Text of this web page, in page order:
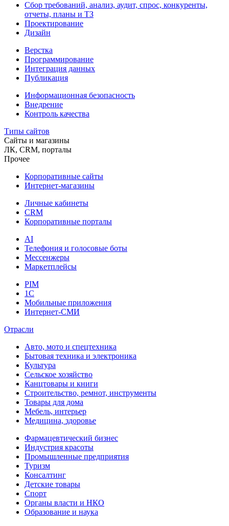
Сбор требований, анализ, аудит, спрос, конкуренты,
отчеты, планы и ТЗ
Проектирование
Дизайн
Верстка
Программирование
Интеграция данных
Публикация
Информационная безопасность
Внедрение
Контроль качества
Типы сайтов
Сайты и магазины
ЛК, CRM, порталы
Прочее
Корпоративные сайты
Интернет-магазины
Личные кабинеты
CRM
Корпоративные порталы
AI
Телефония и голосовые боты
Мессенжеры
Маркетплейсы
PIM
1C
Мобильные приложения
Интернет-СМИ
Отрасли
Авто, мото и спецтехника
Бытовая техника и электроника
Культура
Сельское хозяйство
Канцтовары и книги
Строительство, ремнот, инструменты
Товары для дома
Мебель, интерьер
Медицина, здоровье
Фармацевтический бизнес
Индустрия красоты
Промышленные предприятия
Туризм
Консалтинг
Детские товары
Спорт
Органы власти и НКО
Образование и наука